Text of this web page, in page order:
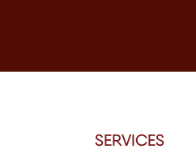
SERVICES